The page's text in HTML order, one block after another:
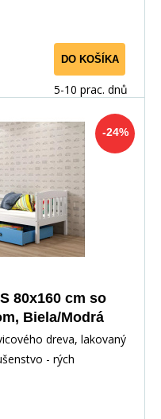
DO KOŠÍKA
5-10 prac. dnů
-24%
80x160 cm so
Biela/Modrá
dreva, lakovaný
- rých